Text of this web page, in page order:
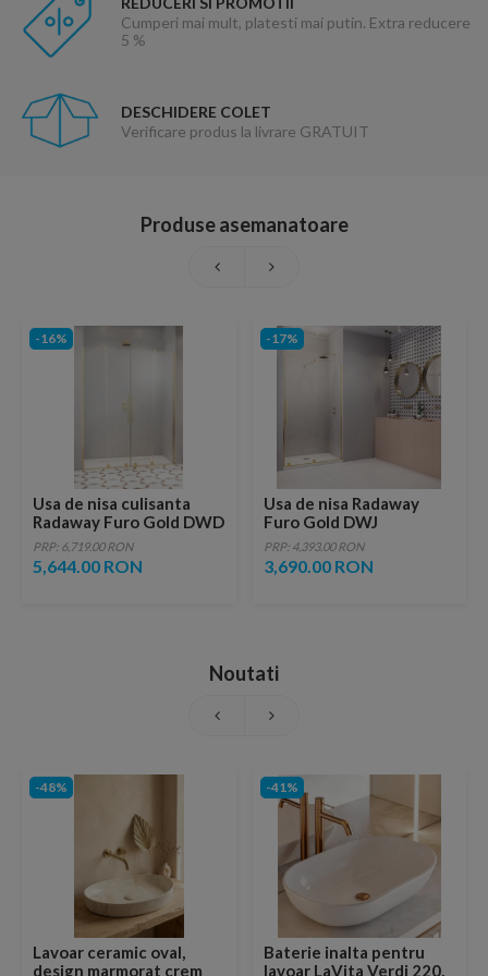
Cumperi mai mult, platesti mai putin. Extra reducere
5 %
DESCHIDERE COLET
Verificare produs la livrare GRATUIT
Produse asemanatoare
-16%
Usa de nisa culisanta
Radaway Furo Gold DWD
150xH200 cm
PRP: 6,719.00 RON
5,644.00 RON
-17%
Usa de nisa Radaway
Furo Gold DWJ
90xH200cm varianta
dreapta
PRP: 4,393.00 RON
3,690.00 RON
Noutati
-48%
Lavoar ceramic oval,
design marmorat crem
-41%
Baterie inalta pentru
lavoar LaVita Verdi 220,